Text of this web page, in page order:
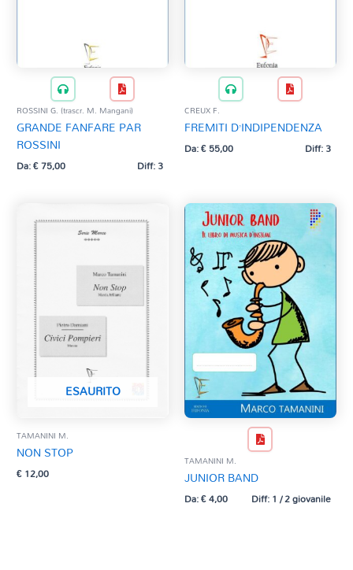
ROSSINI G. (trascr. M. Mangani)
GRANDE FANFARE PAR
ROSSINI
Da:€75,00 Diff: 3
CREUX F.
FREMITI D’INDIPENDENZA
Da:€55,00 Diff: 3
ESAURITO
TAMANINI M.
NON STOP
€12,00
TAMANINI M.
JUNIOR BAND
Da:€4,00 Diff: 1 / 2 giovanile